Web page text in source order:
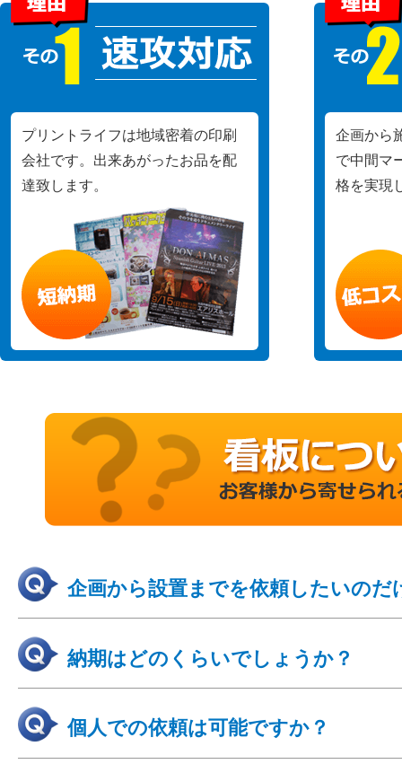
プリントライフは地域密着の印刷
会社です。出来あがったお品を配
達致します。
企画から
で中間マ
格を実現
企画から設置までを依頼したいのだ
納期はどのくらいでしょうか？
個人での依頼は可能ですか？